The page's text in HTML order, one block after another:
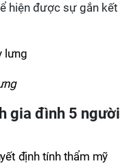
hiện được sự gắn kết
gia đình 5 người
định tính thẩm mỹ